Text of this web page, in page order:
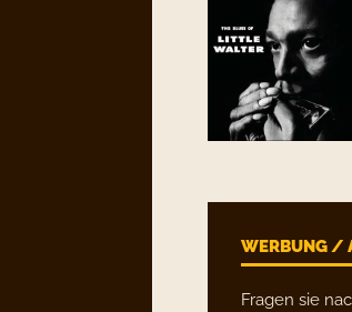
WERBUNG /
Fragen sie